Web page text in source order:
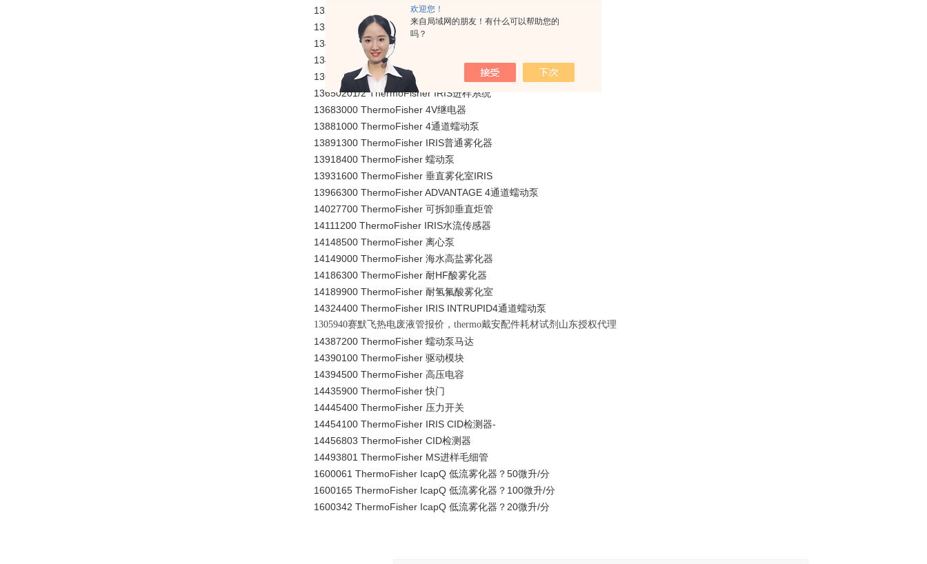
欢迎您！
来自局域网的朋友！有什么可以帮助您的
吗？
1329400 ThermoFisher 工具（调炬管准直度）
1330270 ThermoFisher 采样锥-ICAP-Q
1341420 ThermoFisher IcapQ铂金采样锥
1341430 ThermoFisher 耐氢氟酸1.5mm中心管
13643601 ThermoFisher iris中心管
13650201/2 ThermoFisher IRIS进样系统
13683000 ThermoFisher 4V继电器
13881000 ThermoFisher 4通道蠕动泵
13891300 ThermoFisher IRIS普通雾化器
13918400 ThermoFisher 蠕动泵
13931600 ThermoFisher 垂直雾化室IRIS
13966300 ThermoFisher ADVANTAGE 4通道蠕动泵
14027700 ThermoFisher 可拆卸垂直炬管
14111200 ThermoFisher IRIS水流传感器
14148500 ThermoFisher 离心泵
14149000 ThermoFisher 海水高盐雾化器
14186300 ThermoFisher 耐HF酸雾化器
14189900 ThermoFisher 耐氢氟酸雾化室
14324400 ThermoFisher IRIS INTRUPID4通道蠕动泵
1305940赛默飞热电废液管报价，thermo戴安配件耗材试剂山东授权代理
14387200 ThermoFisher 蠕动泵马达
14390100 ThermoFisher 驱动模块
14394500 ThermoFisher 高压电容
14435900 ThermoFisher 快门
14445400 ThermoFisher 压力开关
14454100 ThermoFisher IRIS CID检测器-
14456803 ThermoFisher CID检测器
14493801 ThermoFisher MS进样毛细管
1600061 ThermoFisher IcapQ 低流雾化器？50微升/分
1600165 ThermoFisher IcapQ 低流雾化器？100微升/分
1600342 ThermoFisher IcapQ 低流雾化器？20微升/分